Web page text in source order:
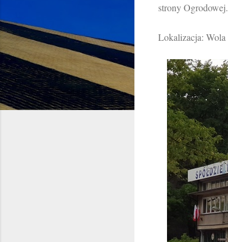
strony Ogrodowej.
Lokalizacja: Wola